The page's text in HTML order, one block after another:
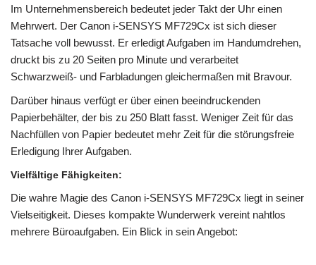
Im Unternehmensbereich bedeutet jeder Takt der Uhr einen
Mehrwert. Der Canon i-SENSYS MF729Cx ist sich dieser
Tatsache voll bewusst. Er erledigt Aufgaben im Handumdrehen,
druckt bis zu 20 Seiten pro Minute und verarbeitet
Schwarzweiß- und Farbladungen gleichermaßen mit Bravour.
Darüber hinaus verfügt er über einen beeindruckenden
Papierbehälter, der bis zu 250 Blatt fasst. Weniger Zeit für das
Nachfüllen von Papier bedeutet mehr Zeit für die störungsfreie
Erledigung Ihrer Aufgaben.
Vielfältige Fähigkeiten:
Die wahre Magie des Canon i-SENSYS MF729Cx liegt in seiner
Vielseitigkeit. Dieses kompakte Wunderwerk vereint nahtlos
mehrere Büroaufgaben. Ein Blick in sein Angebot: